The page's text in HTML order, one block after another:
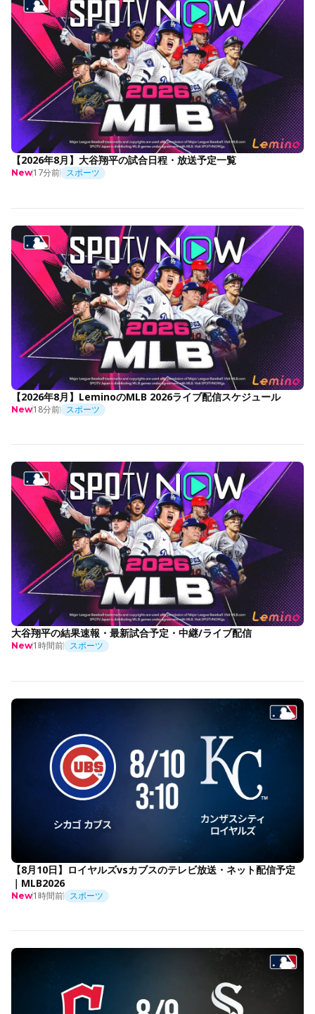
【2026年8月】大谷翔平の試合日程・放送予定一覧
New17分前 スポーツ
【2026年8月】LeminoのMLB 2026ライブ配信スケジュール
New18分前 スポーツ
大谷翔平の結果速報・最新試合予定・中継/ライブ配信
New1時間前 スポーツ
【8月10日】ロイヤルズvsカブスのテレビ放送・ネット配信予定
｜MLB2026
New1時間前 スポーツ